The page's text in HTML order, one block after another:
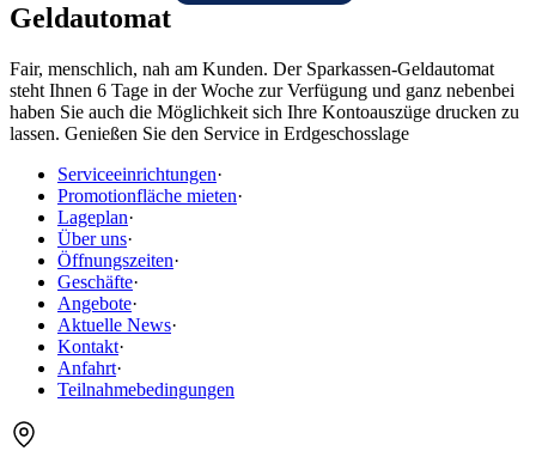
Geldautomat
Fair, menschlich, nah am Kunden. Der Sparkassen-Geldautomat
steht Ihnen 6 Tage in der Woche zur Verfügung und ganz nebenbei
haben Sie auch die Möglichkeit sich Ihre Kontoauszüge drucken zu
lassen. Genießen Sie den Service in Erdgeschosslage
Serviceeinrichtungen·
Promotionfläche mieten·
Lageplan·
Über uns·
Öffnungszeiten·
Geschäfte·
Angebote·
Aktuelle News·
Kontakt·
Anfahrt·
Teilnahmebedingungen